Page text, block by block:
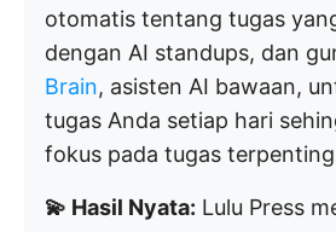
otomatis tentang tugas
dengan AI standups, dan
Brain, asisten AI bawaan,
tugas Anda setiap hari
fokus pada tugas
💫 Hasil Nyata: Lulu Press